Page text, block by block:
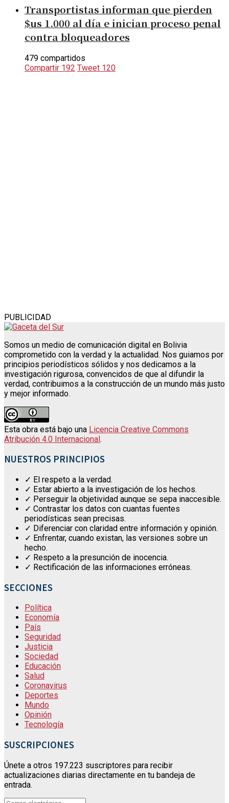
Transportistas informan que pierden
$us 1.000 al día e inician proceso penal
contra bloqueadores
479 compartidos
Compartir 192 Tweet 120
PUBLICIDAD
Somos un medio de comunicación digital en Bolivia
comprometido con la verdad y la actualidad. Nos guiamos por
principios periodísticos sólidos y nos dedicamos a la
investigación rigurosa, convencidos de que al difundir la
verdad, contribuimos a la construcción de un mundo más justo
y mejor informado.
Esta obra está bajo una Licencia Creative Commons
Atribución 4.0 Internacional.
NUESTROS PRINCIPIOS
✓ El respeto a la verdad.
✓ Estar abierto a la investigación de los hechos.
✓ Perseguir la objetividad aunque se sepa inaccesible.
✓ Contrastar los datos con cuantas fuentes
periodísticas sean precisas.
✓ Diferenciar con claridad entre información y opinión.
✓ Enfrentar, cuando existan, las versiones sobre un
hecho.
✓ Respeto a la presunción de inocencia.
✓ Rectificación de las informaciones erróneas.
SECCIONES
Política
Economía
País
Seguridad
Justicia
Sociedad
Educación
Salud
Coronavirus
Deportes
Mundo
Opinión
Tecnología
SUSCRIPCIONES
Únete a otros 197.223 suscriptores para recibir
actualizaciones diarias directamente en tu bandeja de
entrada.